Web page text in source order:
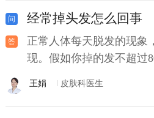
经常掉头发怎么回事
正常人体每天脱发的现象
现。假如你掉的发不超过
王娟 皮肤科医生